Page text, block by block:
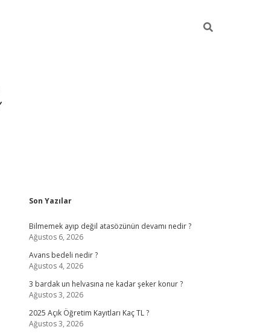
Sidebar
Son Yazılar
Bilmemek ayıp değil atasözünün devamı nedir ?
Ağustos 6, 2026
Avans bedeli nedir ?
Ağustos 4, 2026
3 bardak un helvasına ne kadar şeker konur ?
Ağustos 3, 2026
2025 Açık Öğretim Kayıtları Kaç TL ?
Ağustos 3, 2026